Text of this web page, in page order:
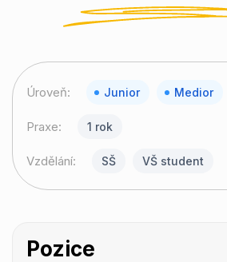
Úroveň: Junior Medior
Praxe: 1 rok
Vzdělání: SŠ VŠ student
Pozice